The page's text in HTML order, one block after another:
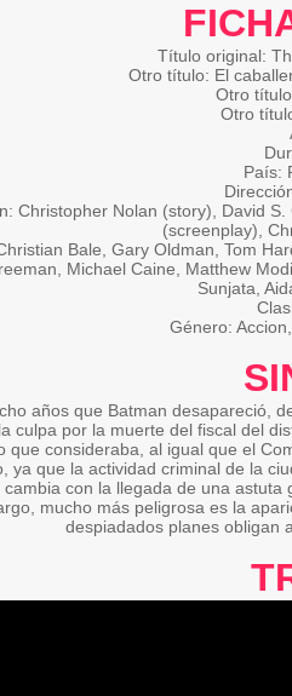
Título original:
Otro título: El
Otro
Otro
País:
Christopher Nolan (story), David
(screenplay),
Bale, Gary Oldman, Tom
Michael Caine, Matthew
Sunjata,
Género:
años que Batman desapareció,
culpa por la muerte del fiscal del
que consideraba, al igual que el
ya que la actividad criminal de la
cambia con la llegada de una
mucho más peligrosa es la
despiadados planes obligan